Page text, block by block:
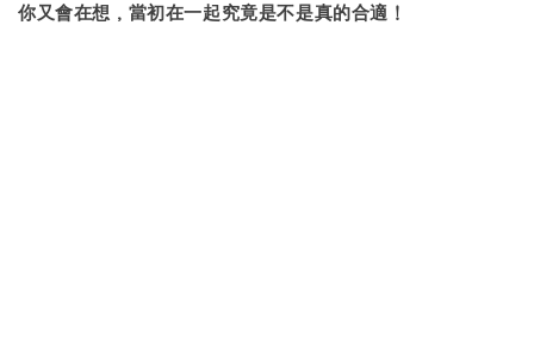
你又會在想，當初在一起究竟是不是真的合適！